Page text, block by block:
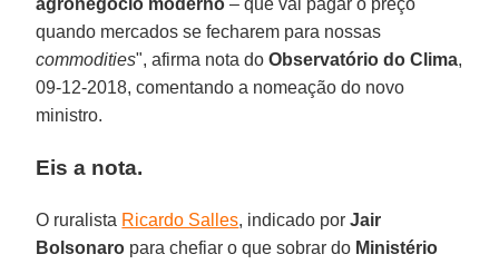
quando mercados se fecharem para nossas
commodities", afirma nota doObservatório do Clima,
09-12-2018, comentando a nomeação do novo
ministro.
Eis a nota.
O ruralista Ricardo Salles, indicado porJair
Bolsonaro para chefiar o que sobrar do Ministério